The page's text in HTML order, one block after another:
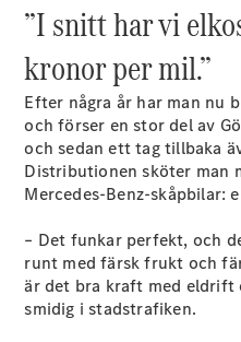
Chassi
Chassibil -
dubbelhytt
Sprinter
Flakbil
Konfigurator
återförsäljare
Vito
”I snitt har vi
kronor per mil.”
Efter några år har man nu
och förser en stor del av
och sedan ett tag tillbaka
Distributionen sköter man
Mercedes-Benz-skåpbilar:
– Det funkar perfekt, och
runt med färsk frukt och
är det bra kraft med eldrift
smidig i stadstrafiken.